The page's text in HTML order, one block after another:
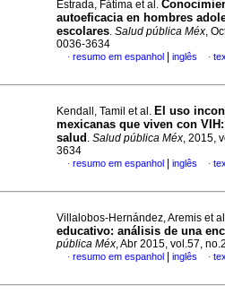
Estrada, Fátima et al.
autoeficacia en hombres
escolares. Salud pública Méx,
0036-3634
· resumo em espanhol inglês ·
Kendall, Tamil et al. El uso
mexicanas que viven con VIH :
salud . Salud pública Méx, 2015,
3634
· resumo em espanhol inglês ·
Villalobos-Hernández, Aremis et
educativo: análisis de una
pública Méx, Abr 2015, vol.57,
· resumo em espanhol inglês ·